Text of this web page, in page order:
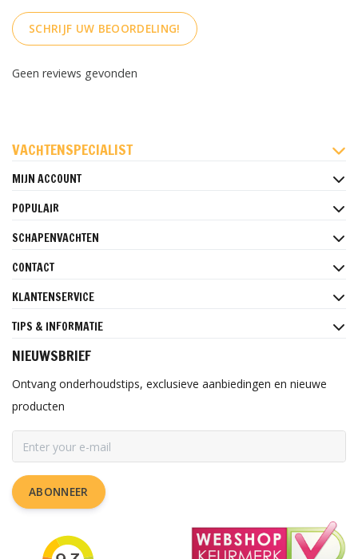
SCHRIJF UW BEOORDELING!
Geen reviews gevonden
VACHTENSPECIALIST
MIJN ACCOUNT
POPULAIR
SCHAPENVACHTEN
CONTACT
KLANTENSERVICE
TIPS & INFORMATIE
NIEUWSBRIEF
Ontvang onderhoudstips, exclusieve aanbiedingen en nieuwe
producten
ABONNEER